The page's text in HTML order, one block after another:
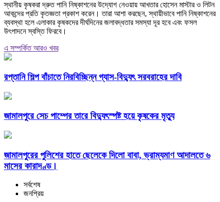
স্থানীয় কৃষকরা দ্রুত পানি নিষ্কাশনের উদ্যোগ নেওয়ায় আখতার হোসেন মাস্টার ও লিটন
আকন্দের প্রতি কৃতজ্ঞতা প্রকাশ করেন। তারা আশা করছেন, স্থায়ীভাবে পানি নিষ্কাশনের
ব্যবস্থা হলে এলাকার কৃষকদের দীর্ঘদিনের জলাবদ্ধতার সমস্যা দূর হবে এবং ফসল
উৎপাদনে স্বস্তি ফিরবে।
এ সম্পর্কিত আরও খবর
রপ্তানি শিল্প বাঁচাতে নিরবিচ্ছিন্ন গ্যাস-বিদ্যুৎ সরবরাহের দাবি
জামালপুরে সেচ পাম্পের তারে বিদ্যুৎস্পষ্ট হয়ে কৃষকের মৃত্যু
জামালপুরের পুলিশের হাতে ছেলেকে দিলো বাবা, ভ্রাম্যমাণ আদালতে ৬
মাসের কারাদণ্ড।
সর্বশেষ
জনপ্রিয়